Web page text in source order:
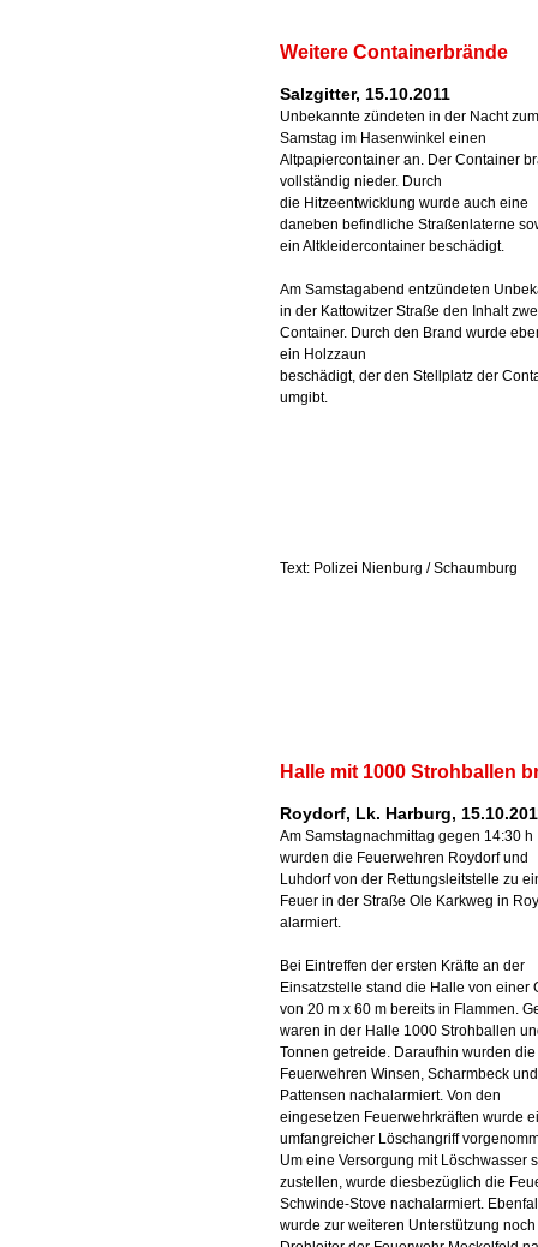
Weitere Containerbrände
Salzgitter, 15.10.2011
Unbekannte zündeten in der Nacht zum
Samstag im Hasenwinkel einen
Altpapiercontainer an. Der Container
vollständig nieder. Durch
die Hitzeentwicklung wurde auch eine
daneben befindliche Straßenlaterne
ein Altkleidercontainer beschädigt.
Am Samstagabend entzündeten
in der Kattowitzer Straße den Inhalt
Container. Durch den Brand wurde
ein Holzzaun
beschädigt, der den Stellplatz der
umgibt.
Text: Polizei Nienburg / Schaumburg
Halle mit 1000 Strohballen
Roydorf, Lk. Harburg,
Am Samstagnachmittag gegen 14:30 h
wurden die Feuerwehren Roydorf und
Luhdorf von der Rettungsleitstelle zu
Feuer in der Straße Ole Karkweg in
alarmiert.
Bei Eintreffen der ersten Kräfte an der
Einsatzstelle stand die Halle von einer
von 20 m x 60 m bereits in Flammen.
waren in der Halle 1000 Strohballen
Tonnen getreide. Daraufhin wurden die
Feuerwehren Winsen, Scharmbeck und
Pattensen nachalarmiert. Von den
eingesetzen Feuerwehrkräften wurde
umfangreicher Löschangriff
Um eine Versorgung mit Löschwasser
zustellen, wurde diesbezüglich die
Schwinde-Stove nachalarmiert.
wurde zur weiteren Unterstützung